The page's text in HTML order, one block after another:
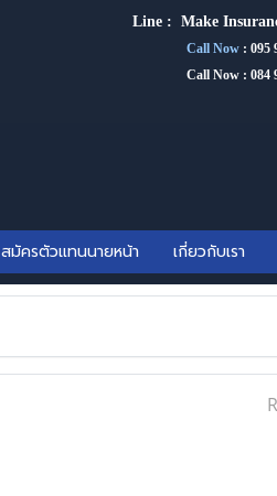
Line : Make
Call Now : 095
Call Now : 084
สมัครตัวแทนนายหน้า เกี่ยวกับเรา